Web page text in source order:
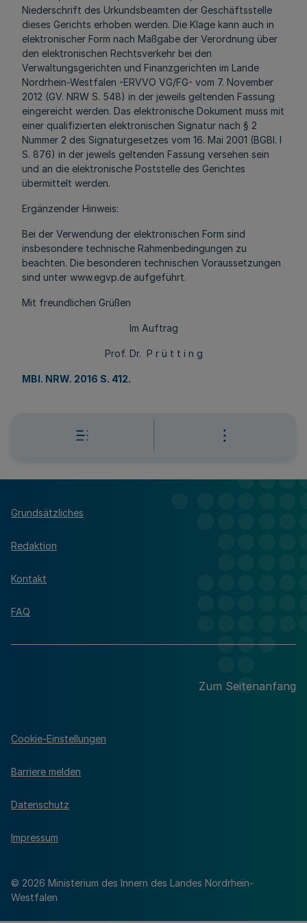
Niederschrift des Urkundsbeamten der Geschäftsstelle
dieses Gerichts erhoben werden. Die Klage kann auch in
elektronischer Form nach Maßgabe der Verordnung über
den elektronischen Rechtsverkehr bei den
Verwaltungsgerichten und Finanzgerichten im Lande
Nordrhein-Westfalen -ERVVO VG/FG- vom 7. November
2012 (GV. NRW S. 548) in der jeweils geltenden Fassung
eingereicht werden. Das elektronische Dokument muss mit
einer qualifizierten elektronischen Signatur nach § 2
Nummer 2 des Signaturgesetzes vom 16. Mai 2001 (BGBl. I
S. 876) in der jeweils geltenden Fassung versehen sein
und an die elektronische Poststelle des Gerichtes
übermittelt werden.
Ergänzender Hinweis:
Bei der Verwendung der elektronischen Form sind
insbesondere technische Rahmenbedingungen zu
beachten. Die besonderen technischen Voraussetzungen
sind unter www.egvp.de aufgeführt.
Mit freundlichen Grüßen
Im Auftrag
Prof. Dr. P r ü t t i n g
MBl. NRW. 2016 S. 412.
Grundsätzliches
Redaktion
Kontakt
FAQ
Zum Seitenanfang
© 2026 Ministerium des Innern des Landes Nordrhein-
Westfalen
Cookie-Einstellungen
Barriere melden
Datenschutz
Impressum